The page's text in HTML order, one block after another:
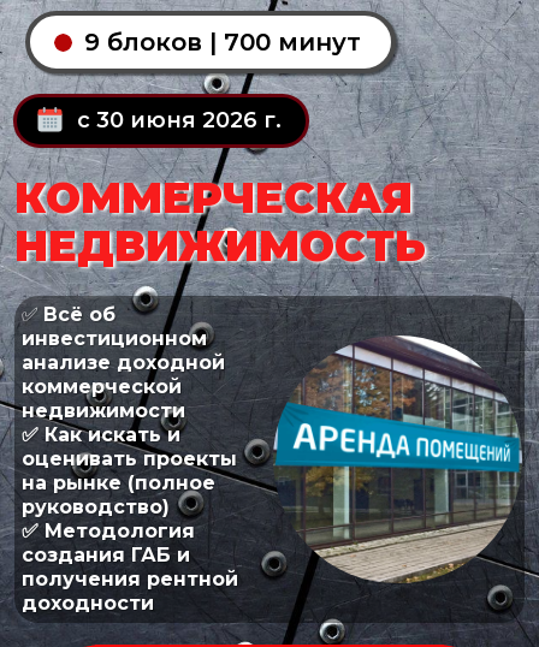
9 блоков | 700 минут
с 30 июня 2026 г.
КОММЕРЧЕСКАЯ
НЕДВИЖИМОСТЬ
✅ Всё об
инвестиционном
анализе доходной
коммерческой
недвижимости
✅ Как искать и
оценивать проекты
на рынке (полное
руководство)
✅ Методология
создания ГАБ и
получения рентной
доходности